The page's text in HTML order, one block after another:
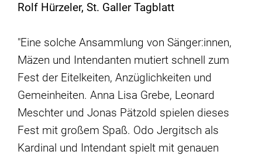
Rolf Hürzeler, St. Galler Tagblatt
"Eine solche Ansammlung von Sänger:innen,
Mäzen und Intendanten mutiert schnell zum
Fest der Eitelkeiten, Anzüglichkeiten und
Gemeinheiten. Anna Lisa Grebe, Leonard
Meschter und Jonas Pätzold spielen dieses
Fest mit großem Spaß. Odo Jergitsch als
Kardinal und Intendant spielt mit genauen